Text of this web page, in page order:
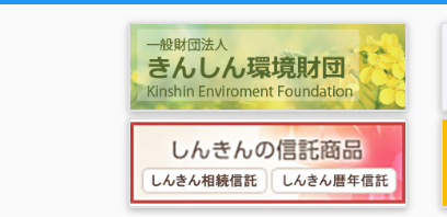
第２条（個人情報の取得・保有・利用）
申込人等は、信用金庫が必要と認め
申込人等は、信用金庫が必要と認め
後の管理上、相続人等を確認する
第３条（個人情報の提供）
申込人等は、信用金庫が、保証機関